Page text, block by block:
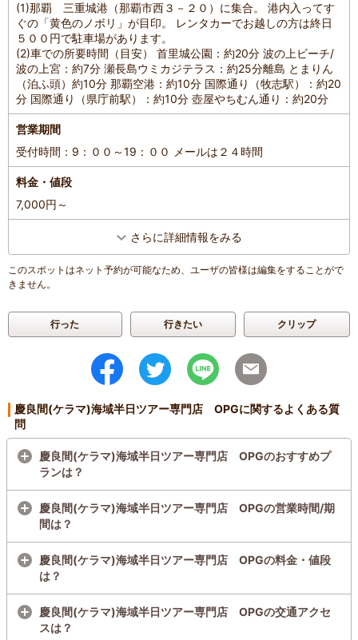
(1)那覇 三重城港（那覇市西３－２０）に集合。 港内入ってす
ぐの「黄色のノボリ」が目印。 レンタカーでお越しの方は終日
５００円で駐車場があります。
(2)車での所要時間（目安） 首里城公園：約20分 波の上ビーチ/
波の上宮：約7分 瀬長島ウミカジテラス：約25分離島 とまりん
（泊ふ頭）約10分 那覇空港：約10分 国際通り（牧志駅）：約20
分 国際通り（県庁前駅）：約10分 壺屋やちむん通り：約20分
営業期間
受付時間：9：００～19：００ メールは２４時間
料金・値段
7,000円～
さらに詳細情報をみる
このスポットはネット予約が可能なため、ユーザの皆様は編集をすることがで
きません。
行った 行きたい クリップ
慶良間(ケラマ)海域半日ツアー専門店 OPGに関するよくある質
問
慶良間(ケラマ)海域半日ツアー専門店 OPGのおすすめプ
ランは？
慶良間(ケラマ)海域半日ツアー専門店 OPGの営業時間/期
間は？
慶良間(ケラマ)海域半日ツアー専門店 OPGの料金・値段
は？
慶良間(ケラマ)海域半日ツアー専門店 OPGの交通アクセ
スは？